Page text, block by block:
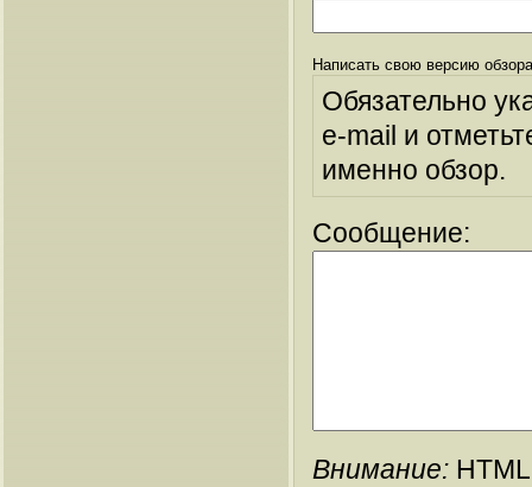
Написать свою версию
Обязательно
e-mail и
именно обзор.
Сообщение:
Внимание: